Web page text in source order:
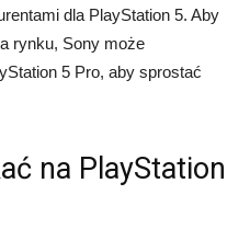
dla PlayStation 5. Aby
rynku, Sony może
5 Pro, aby sprostać
na PlayStation